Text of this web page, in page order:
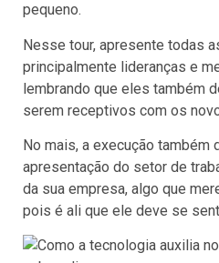
pequeno.
Nesse tour, apresente todas
principalmente lideranças e
lembrando que eles também
serem receptivos com os
No mais, a execução também
apresentação do setor de
da sua empresa, algo que
pois é ali que ele deve se